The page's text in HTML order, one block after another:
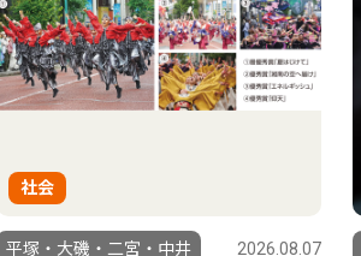
社会
平塚・大磯・二宮・中井 2026.08.07